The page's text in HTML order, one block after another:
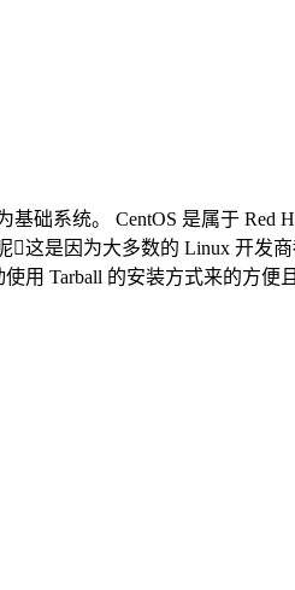
础系统。 CentOS 是属于 Red
这是因为大多数的 Linux 开发
用 Tarball 的安装方式来的方